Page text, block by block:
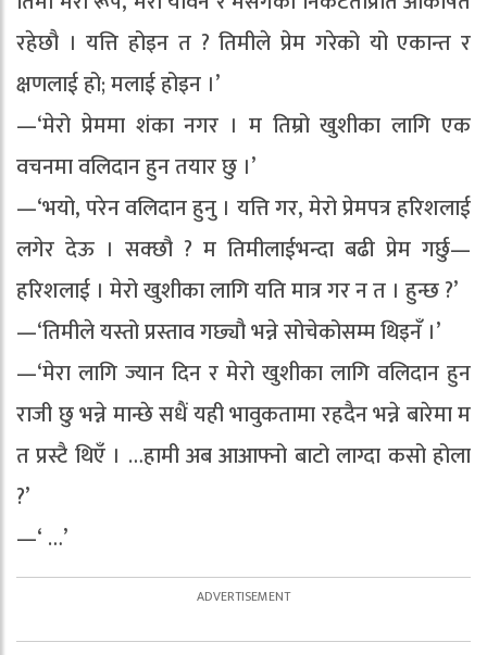
रहेछौ । यत्ति होइन त ? तिमीले प्रेम गरेको यो एकान्त र
क्षणलाई हो; मलाई होइन ।’
—‘मेरो प्रेममा शंका नगर । म तिम्रो खुशीका लागि एक
वचनमा वलिदान हुन तयार छु ।’
—‘भयो, परेन वलिदान हुनु । यत्ति गर, मेरो प्रेमपत्र हरिशलाई
लगेर देऊ । सक्छौ ? म तिमीलाईभन्दा बढी प्रेम गर्छु—
हरिशलाई । मेरो खुशीका लागि यति मात्र गर न त । हुन्छ ?’
—‘तिमीले यस्तो प्रस्ताव गछ्यौ भन्ने सोचेकोसम्म थिइनँ ।’
—‘मेरा लागि ज्यान दिन र मेरो खुशीका लागि वलिदान हुन
राजी छु भन्ने मान्छे सधैं यही भावुकतामा रहदैन भन्ने बारेमा म
त प्रस्टै थिएँ । …हामी अब आआफ्नो बाटो लाग्दा कसो होला
?’
—‘ …’